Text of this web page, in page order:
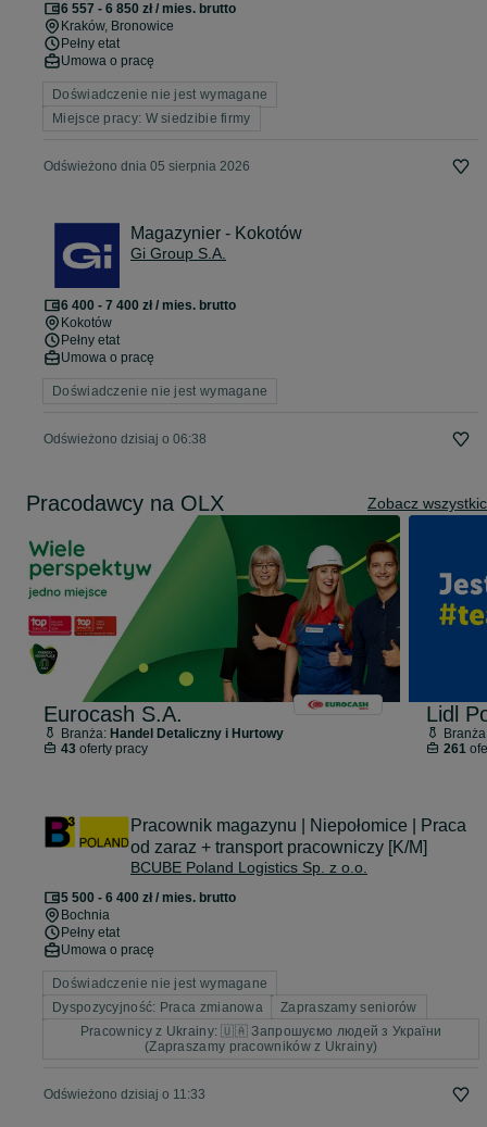
6 557 - 6 850 zł / mies. brutto
Kraków, Bronowice
Pełny etat
Umowa o pracę
Doświadczenie nie jest wymagane
Miejsce pracy: W siedzibie firmy
Odświeżono dnia 05 sierpnia 2026
Magazynier - Kokotów
Gi Group S.A.
6 400 - 7 400 zł / mies. brutto
Kokotów
Pełny etat
Umowa o pracę
Doświadczenie nie jest wymagane
Odświeżono dzisiaj o 06:38
Pracodawcy na OLX Zobacz
Eurocash S.A.
Branża: Handel Detaliczny i Hurtowy
43oferty pracy
Lidl
261
Pracownik magazynu | Niepołomice | Praca
od zaraz + transport pracowniczy [K/M]
BCUBE Poland Logistics Sp. z o.o.
5 500 - 6 400 zł / mies. brutto
Bochnia
Pełny etat
Umowa o pracę
Doświadczenie nie jest wymagane
Dyspozycyjność: Praca zmianowa
Zapraszamy seniorów
Pracownicy z Ukrainy: 🇺🇦 Запрошуємо людей з України
(Zapraszamy pracowników z Ukrainy)
Odświeżono dzisiaj o 11:33